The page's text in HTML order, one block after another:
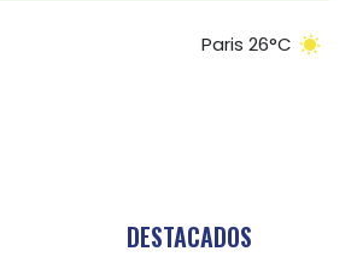
Paris 26°C
DESTACADOS